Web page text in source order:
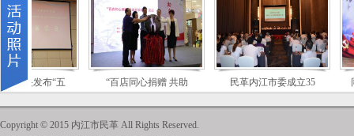
央发布“五 “百店同心捐赠 共助 民革内江市委成立35 同
Copyright © 2015 内江市民革 All Rights Reserved.